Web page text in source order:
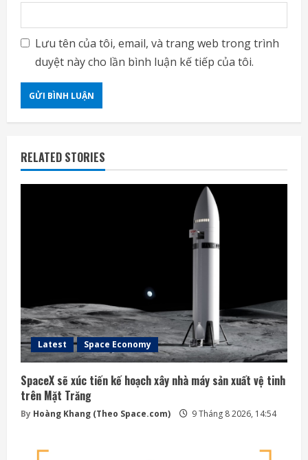
Lưu tên của tôi, email, và trang web trong trình
duyệt này cho lần bình luận kế tiếp của tôi.
RELATED STORIES
Latest Space Economy
SpaceX sẽ xúc tiến kế hoạch xây nhà máy sản xuất vệ tinh
trên Mặt Trăng
By Hoàng Khang (Theo Space.com) 9 Tháng 8 2026, 14:54